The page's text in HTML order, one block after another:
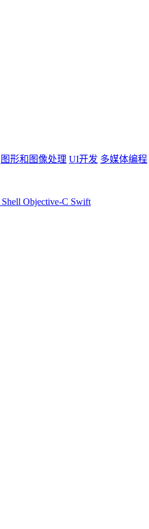
图形和图像处理 UI开发 多媒体编程
Shell Objective-C Swift